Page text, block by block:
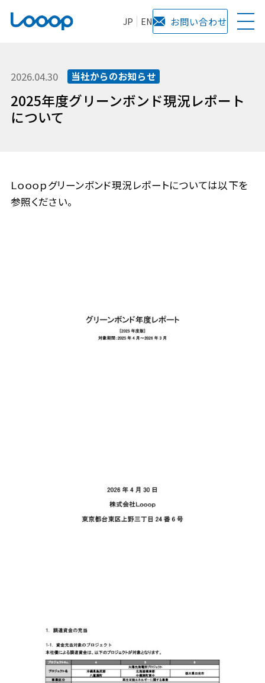
JP EN お問い合わせ
2026.04.30 当社からのお知らせ
2025年度グリーンボンド現況レポート
について
Ｌｏｏｏｐグリーンボンド現況レポートについては以下を
参照ください。